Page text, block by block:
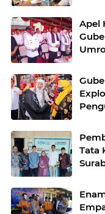
Apel
Tata